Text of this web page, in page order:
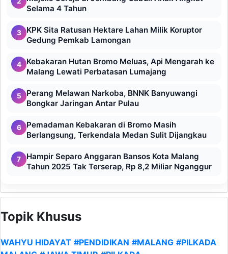
Selama 4 Tahun
3
KPK Sita Ratusan Hektare Lahan Milik Koruptor
Gedung Pemkab Lamongan
4
Kebakaran Hutan Bromo Meluas, Api Mengarah ke
Malang Lewati Perbatasan Lumajang
5
Perang Melawan Narkoba, BNNK Banyuwangi
Bongkar Jaringan Antar Pulau
6
Pemadaman Kebakaran di Bromo Masih
Berlangsung, Terkendala Medan Sulit Dijangkau
7
Hampir Separo Anggaran Bansos Kota Malang
Tahun 2025 Tak Terserap, Rp 8,2 Miliar Nganggur
Topik Khusus
WAHYU HIDAYAT #PENDIDIKAN #MALANG #PILKADA